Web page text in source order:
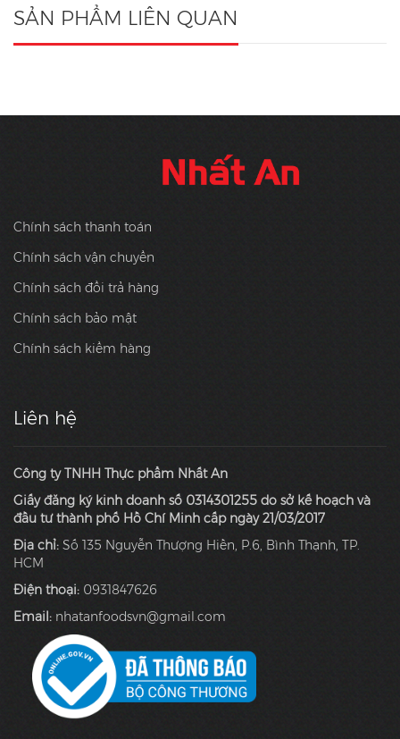
SẢN PHẨM LIÊN QUAN
Chính sách thanh toán
Chính sách vận chuyển
Chính sách đổi trả hàng
Chính sách bảo mật
Chính sách kiểm hàng
Liên hệ
Công ty TNHH Thực phẩm Nhất An
Giấy đăng ký kinh doanh số 0314301255 do sở kế hoạch và
đầu tư thành phố Hồ Chí Minh cấp ngày 21/03/2017
Địa chỉ: Số 135 Nguyễn Thượng Hiền, P.6, Bình Thạnh, TP.
HCM
Điện thoại: 0931847626
Email: nhatanfoodsvn@gmail.com